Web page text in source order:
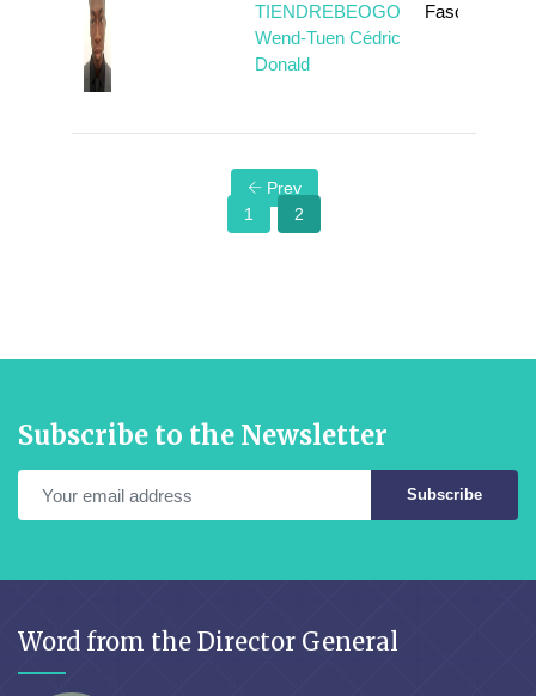
TIENDREBEOGO
Wend-Tuen Cédric
Donald
Faso
Prev
1
2
Subscribe to the Newsletter
Subscribe
Word from the Director General